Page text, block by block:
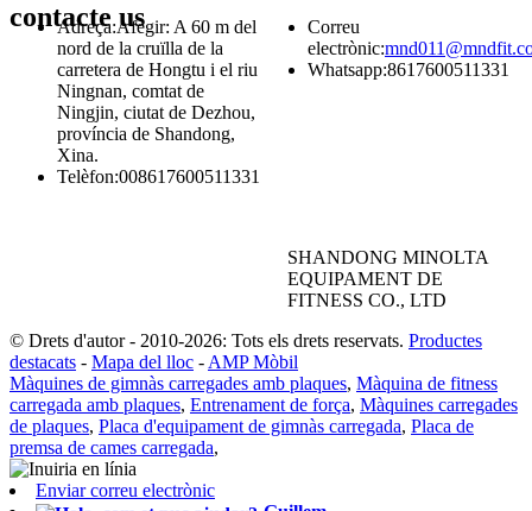
contacteus
Adreça:Afegir: A 60 m del
nord de la cruïlla de la
carretera de Hongtu i el riu
Ningnan, comtat de
Ningjin, ciutat de Dezhou,
província de Shandong,
Xina.
Telèfon:008617600511331
Correu
electrònic:
Whatsapp:8617600511331
SHANDONG MINOLTA
EQUIPAMENT DE
FITNESS CO., LTD
© Drets d'autor - 2010-2026: Tots els drets reservats. Productes
destacats - Mapa del lloc - AMP Mòbil
Màquines de gimnàs carregades amb plaques, Màquina de fitness
carregada amb plaques, Entrenament de força, Màquines carregades
de plaques, Placa d'equipament de gimnàs carregada, Placa de
premsa de cames carregada,
Enviar correu electrònic